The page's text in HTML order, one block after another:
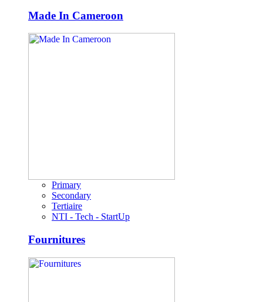
Made In Cameroon
Primary
Secondary
Tertiaire
NTI - Tech - StartUp
Fournitures